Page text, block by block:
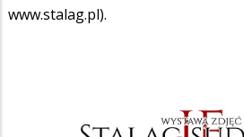
www.stalag.pl).